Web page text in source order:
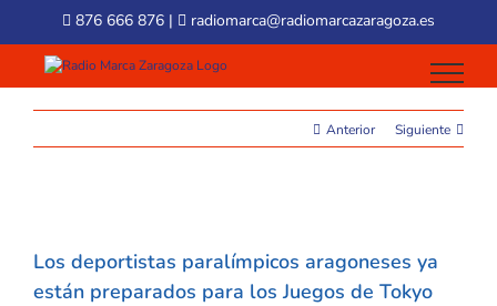
content
876 666 876 | radiomarca@radiomarcazaragoza.es
Anterior Siguiente
Image
Los deportistas paralímpicos aragoneses ya
están preparados para los Juegos de Tokyo